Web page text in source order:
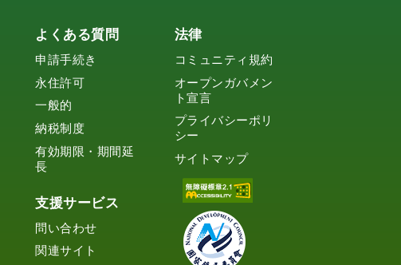
よくある質問
申請手続き
永住許可
一般的
納税制度
有効期限・期間延
長
支援サービス
問い合わせ
関連サイト
法律
コミュニティ規約
オープンガバメン
ト宣言
プライバシーポリ
シー
サイトマップ